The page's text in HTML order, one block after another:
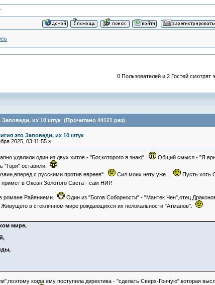
0 Пользователей и 2 Гостей смотрят
их 10 штук (Прочитано 44121 раз)
это Заповеди, их 10 штук
2025, 03:11:55 »
удалили один из двух хитов - "Бог,которого я знаю". Общий смысл - "Я
"Гори" оставили.
с русскими против евреев".
Сил моих нету уже...
Пусть хоть
в Океан Золотого Света - сам НИР.
романе Райяниеми. Один из "Богов Соборности" - "Мантек Чен",отец
в стеклянном мире рождающихся их нелокальности "Атманов".
мире,
когда ему поступила директива - "сделать Сверх-Гончую",которая